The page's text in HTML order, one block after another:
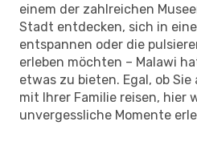
einem der zahlreichen
Stadt entdecken, sich in
entspannen oder die
erleben möchten – Malawi
etwas zu bieten. Egal, ob Sie
mit Ihrer Familie reisen, hier
unvergessliche Momente